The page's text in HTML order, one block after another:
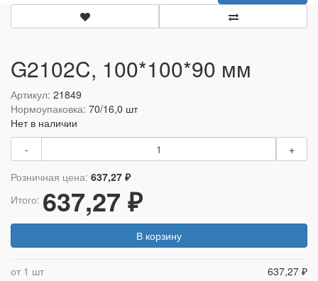
G2102C, 100*100*90 мм
Артикул: 21849
Нормоупаковка: 70/16,0 шт
Нет в наличии
-
+
Розничная цена: 637,27 ₽
Итого: 637,27 ₽
В корзину
от 1 шт
637,27 ₽